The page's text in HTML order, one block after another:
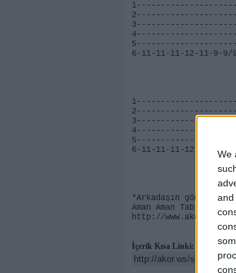
We
and
6-11-11-11-12-11-9-
6-11-11-11-12-9-9/-
*Arkadaşın
Aman Aman Tab,
http://
İçerik Kısa Linki: